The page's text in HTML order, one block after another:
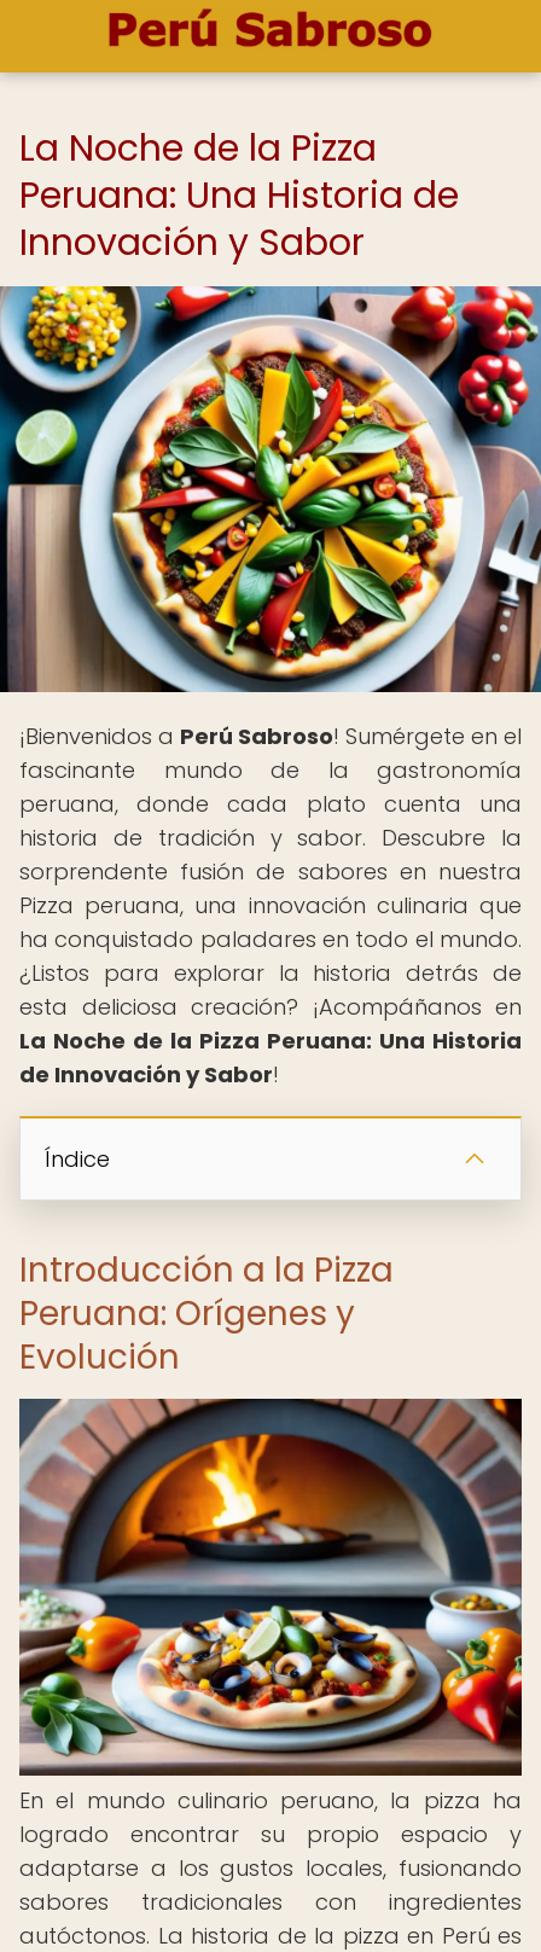
La Noche de la Pizza
Peruana: Una Historia de
Innovación y Sabor
¡Bienvenidos a Perú Sabroso! Sumérgete en el
fascinante mundo de la gastronomía
peruana, donde cada plato cuenta una
historia de tradición y sabor. Descubre la
sorprendente fusión de sabores en nuestra
Pizza peruana, una innovación culinaria que
ha conquistado paladares en todo el mundo.
¿Listos para explorar la historia detrás de
esta deliciosa creación? ¡Acompáñanos en
La Noche de la Pizza Peruana: Una Historia
de Innovación y Sabor!
Índice
Introducción a la Pizza
Peruana: Orígenes y
Evolución
En el mundo culinario peruano, la pizza ha
logrado encontrar su propio espacio y
adaptarse a los gustos locales, fusionando
sabores tradicionales con ingredientes
autóctonos. La historia de la pizza en Perú es